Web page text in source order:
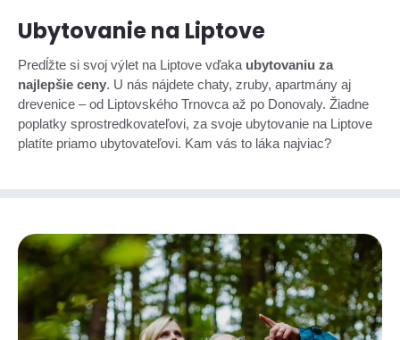
Ubytovanie na Liptove
Predĺžte si svoj výlet na Liptove vďaka ubytovaniu za
najlepšie ceny. U nás nájdete chaty, zruby, apartmány aj
drevenice – od Liptovského Trnovca až po Donovaly. Žiadne
poplatky sprostredkovateľovi, za svoje ubytovanie na Liptove
platíte priamo ubytovateľovi. Kam vás to láka najviac?